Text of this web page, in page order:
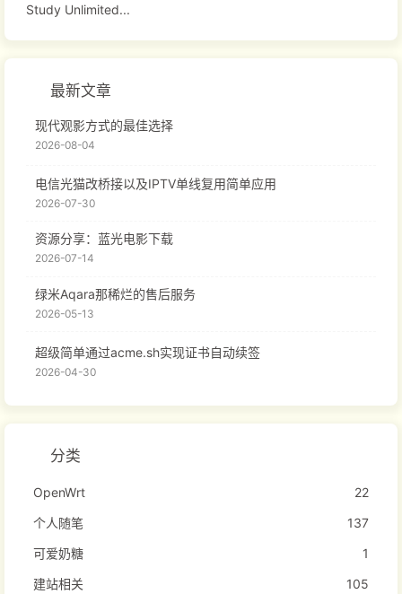
Study Unlimited...
最新文章
现代观影方式的最佳选择
2026-08-04
电信光猫改桥接以及IPTV单线复用简单应用
2026-07-30
资源分享：蓝光电影下载
2026-07-14
绿米Aqara那稀烂的售后服务
2026-05-13
超级简单通过acme.sh实现证书自动续签
2026-04-30
分类
OpenWrt
22
个人随笔
137
可爱奶糖
1
建站相关
105